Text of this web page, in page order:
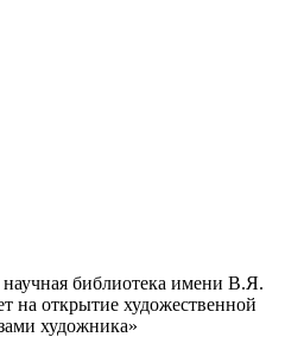
научная библиотека имени В.Я.
на открытие художественной
художника»